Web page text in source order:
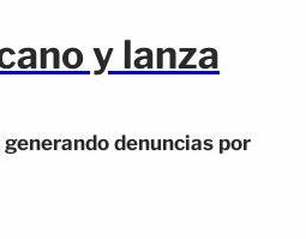
y lanza
denuncias por